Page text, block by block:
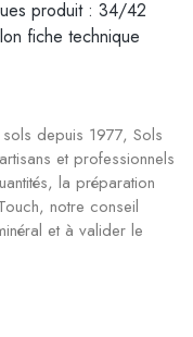
produit : 34/42
fiche technique
depuis 1977, Sols
et professionnels
la préparation
notre conseil
et à valider le